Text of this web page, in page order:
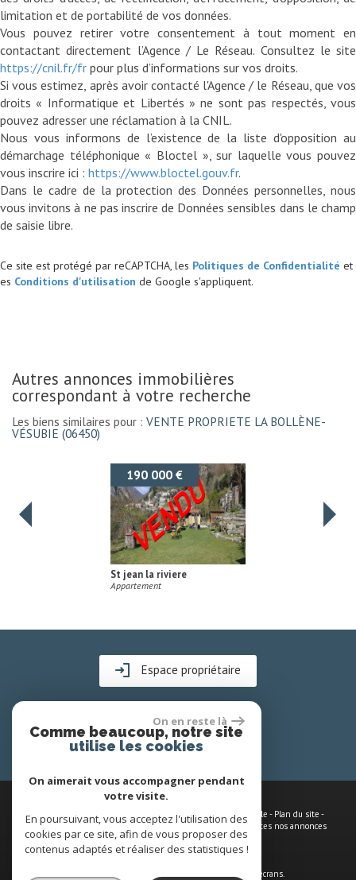
limitation et de portabilité de vos données.
Vous pouvez retirer votre consentement à tout moment en
contactant directement l’Agence / Le Réseau. Consultez le site
https://cnil.fr/fr pour plus d’informations sur vos droits.
Si vous estimez, après avoir contacté l'Agence / le Réseau, que vos
droits « Informatique et Libertés » ne sont pas respectés, vous
pouvez adresser une réclamation à la CNIL.
Nous vous informons de l’existence de la liste d'opposition au
démarchage téléphonique « Bloctel », sur laquelle vous pouvez
vous inscrire ici : https://www.bloctel.gouv.fr.
Dans le cadre de la protection des Données personnelles, nous
vous invitons à ne pas inscrire de Données sensibles dans le champ
Ce site est protégé par reCAPTCHA, les Politiques de Confidentialité et
es Conditions d'utilisation de Google s'appliquent.
autres annonces immobilières
correspondant à votre recherche
Les biens similaires pour : VENTE PROPRIETE LA BOLLÈNE-
VÉSUBIE (06450)
199 500 €
Espace propriétaire
© 2026 | Tous droits réservés | Traduction powered by Google - Plan du site -
Mentions légales- Nos honoraires -Partenaires- Admin-Toutes nos annonces
un seul site adaptable à tous les types d'écrans.
On en reste là
Comme beaucoup, notre site
utilise les cookies
On aimerait vous accompagner pendant
votre visite.
En poursuivant, vous acceptez l'utilisation des
cookies par ce site, afin de vous proposer des
contenus adaptés et réaliser des statistiques !